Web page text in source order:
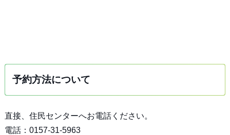
予約方法について
直接、住民センターへお電話ください。
電話：0157-31-5963